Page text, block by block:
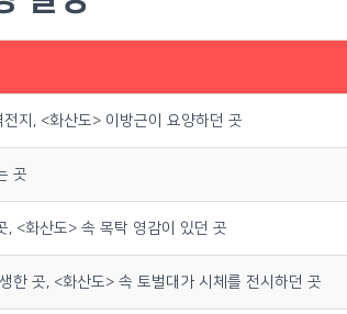
지, <화산도> 이방근이 요양하던 곳
곳
, <화산도> 속 목탁 영감이 있던 곳
한 곳, <화산도> 속 토벌대가 시체를 전시하던 곳